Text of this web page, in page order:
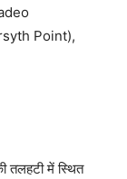
Point),
तलहटी में स्थित